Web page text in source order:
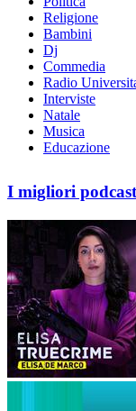
Religione
Bambini
Dj
Commedia
Radio
Interviste
Natale
Musica
Educazione
I migliori podcast